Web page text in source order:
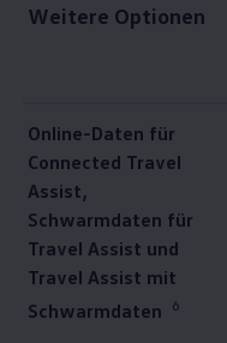
Weitere Optionen
Online-Daten für
Connected Travel
Assist,
Schwarmdaten für
Travel Assist und
Travel Assist mit
Schwarmdaten⁠
6